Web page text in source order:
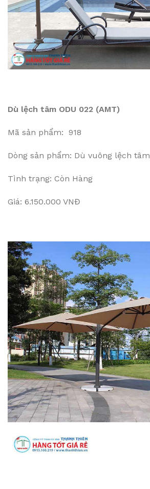
Dù lệch tâm ODU 022 (AMT)
Mã sản phẩm: 918
Dòng sản phẩm: Dù vuông lệch tâm
Tình trạng: Còn Hàng
Giá: 6.150.000 VNĐ